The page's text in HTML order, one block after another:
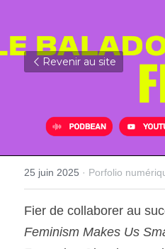
Revenir au site
25 juin 2025 · Porfolio
Fier de collaborer au
Feminism Makes Us